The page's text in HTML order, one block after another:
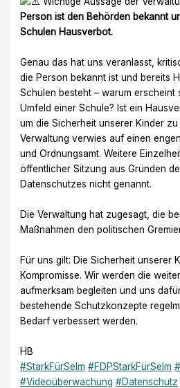
Person ist den Behörden bekannt
Schulen Hausverbot.
Genau das hat uns veranlasst,
die Person bekannt ist und bereits
Schulen besteht – warum erscheint
Umfeld einer Schule? Ist ein
um die Sicherheit unserer Kinder
Verwaltung verwies auf einen
und Ordnungsamt. Weitere
öffentlicher Sitzung aus Gründen
Datenschutzes nicht genannt.
Die Verwaltung hat zugesagt, die
Maßnahmen den politischen
Für uns gilt: Die Sicherheit unserer
Kompromisse. Wir werden die
aufmerksam begleiten und uns
bestehende Schutzkonzepte
Bedarf verbessert werden.
HB
#StarkFürSelm #FDPStarkFürSelm
#Videoüberwachung #Datenschutz